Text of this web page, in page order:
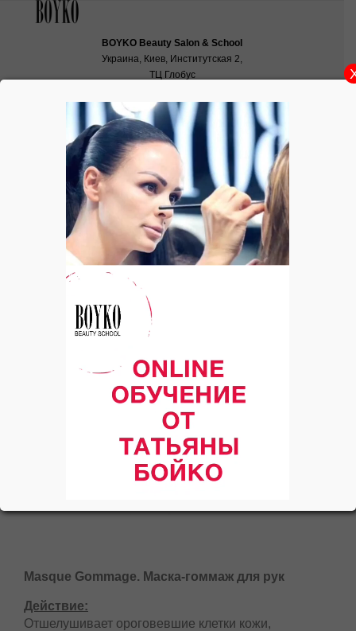
BOYKO Beauty Salon & School
Украина, Киев, Институтская 2,
ТЦ Глобус
ОЧИЩЕНИЕ. МАСКА. Masque
Gommage
Masque Gommage. Маска-гоммаж для рук
Действие:
Отшелушивает ороговевшие клетки кожи,